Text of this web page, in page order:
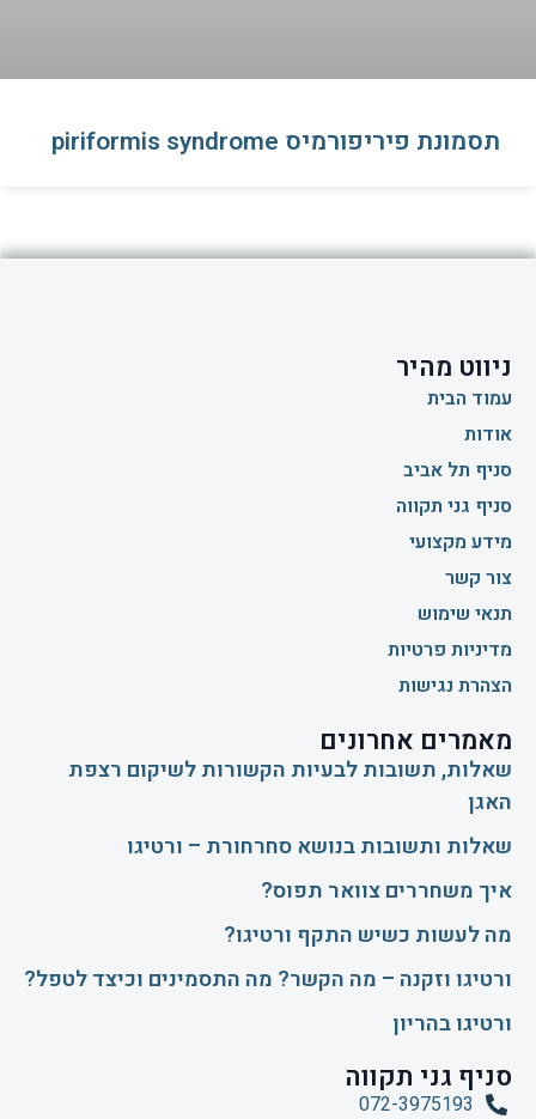
תסמונת פיריפורמיס piriformis syndrome
ניווט מהיר
עמוד הבית
אודות
סניף תל אביב
סניף גני תקווה
מידע מקצועי
צור קשר
תנאי שימוש
מדיניות פרטיות
הצהרת נגישות
מאמרים אחרונים
שאלות, תשובות לבעיות הקשורות לשיקום רצפת
האגן
שאלות ותשובות בנושא סחרחורת – ורטיגו
איך משחררים צוואר תפוס?
​מה לעשות כשיש התקף ורטיגו?
ורטיגו וזקנה – מה הקשר? מה התסמינים וכיצד לטפל?
ורטיגו בהריון
סניף גני תקווה
072-3975193